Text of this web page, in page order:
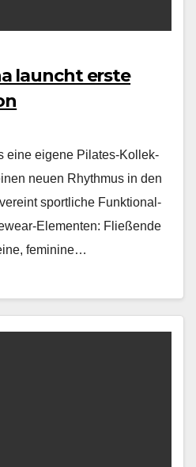
launcht erste
eine eigene Pilates-Kollek­
neuen Rhyth­mus in den
sportliche Funk­tion­al­
Ele­menten: Fließende
fem­i­nine…